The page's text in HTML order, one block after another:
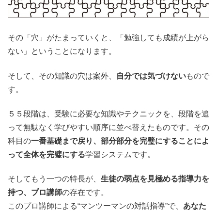
その「穴」がたまっていくと、「勉強しても成績が上がら
ない」ということになります。
そして、その知識の穴は案外、 自分では気づけないもので
す。
５５段階は、受験に必要な知識やテクニックを、段階を追
って無駄なく学びやすい順序に並べ替えたものです。その
科目の一番基礎まで戻り、部分部分を完璧にすることによ
って全体を完璧にする学習システムです。
そしてもう一つの特長が、 生徒の弱点を見極める指導力を
持つ、プロ講師の存在です。
このプロ講師による“マンツーマンの対話指導”で、 あなた